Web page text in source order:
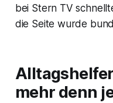
bei Stern TV
die Seite wurde
Alltagshelfer
mehr denn